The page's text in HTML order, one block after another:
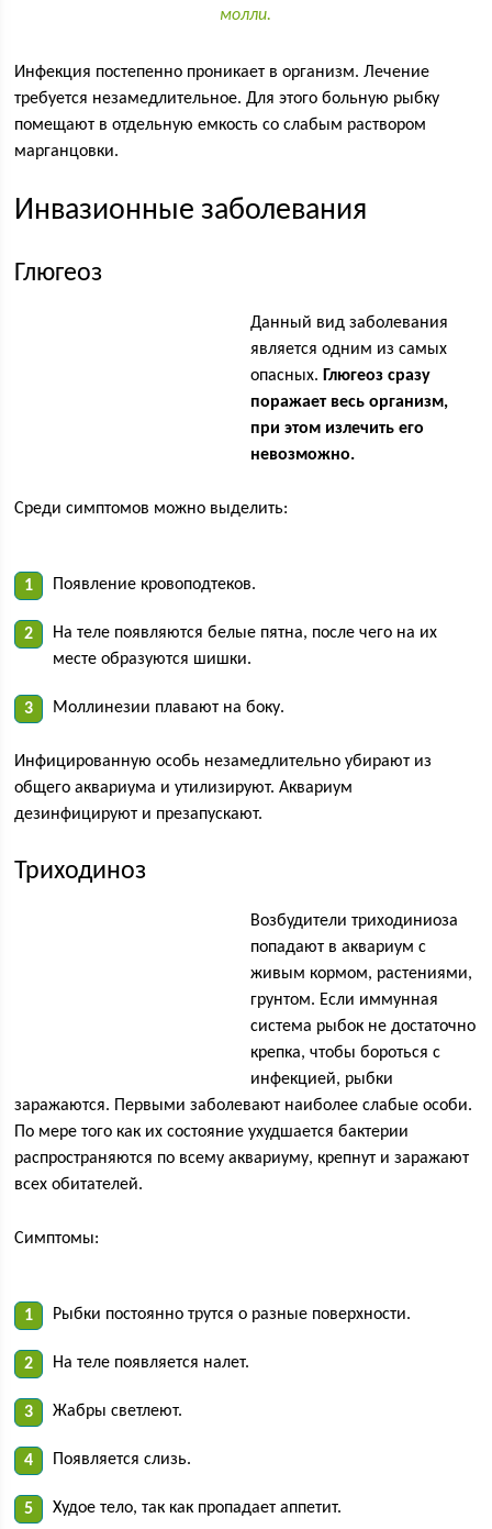
молли.
Инфекция постепенно проникает в организм. Лечение
требуется незамедлительное. Для этого больную рыбку
помещают в отдельную емкость со слабым раствором
марганцовки.
Инвазионные заболевания
Глюгеоз
Данный вид заболевания
является одним из самых
опасных. Глюгеоз сразу
поражает весь организм,
при этом излечить его
невозможно.
Среди симптомов можно выделить:
Появление кровоподтеков.
На теле появляются белые пятна, после чего на их
месте образуются шишки.
Моллинезии плавают на боку.
Инфицированную особь незамедлительно убирают из
общего аквариума и утилизируют. Аквариум
дезинфицируют и презапускают.
Триходиноз
Возбудители триходиниоза
попадают в аквариум с
живым кормом, растениями,
грунтом. Если иммунная
система рыбок не достаточно
крепка, чтобы бороться с
инфекцией, рыбки
заражаются. Первыми заболевают наиболее слабые особи.
По мере того как их состояние ухудшается бактерии
распространяются по всему аквариуму, крепнут и заражают
всех обитателей.
Симптомы:
Рыбки постоянно трутся о разные поверхности.
На теле появляется налет.
Жабры светлеют.
Появляется слизь.
Худое тело, так как пропадает аппетит.